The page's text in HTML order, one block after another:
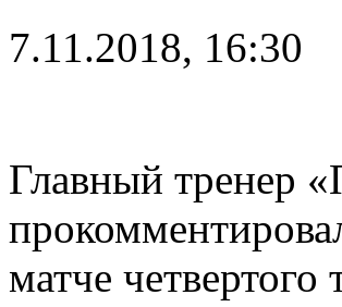
7.11.2018, 16:30
Главный тренер
матче